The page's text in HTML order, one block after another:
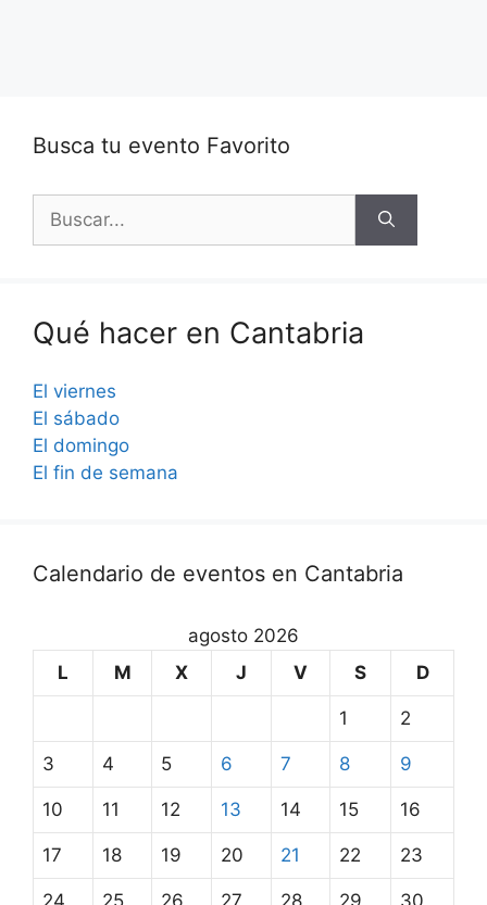
Busca tu evento Favorito
Qué hacer en Cantabria
El viernes
El sábado
El domingo
El fin de semana
Calendario de eventos en Cantabria
agosto 2026
L
M X J V S D
1 2
3 4 5 6 7 8 9
10 11 12 13 14 15 16
17 18 19 20 21 22 23